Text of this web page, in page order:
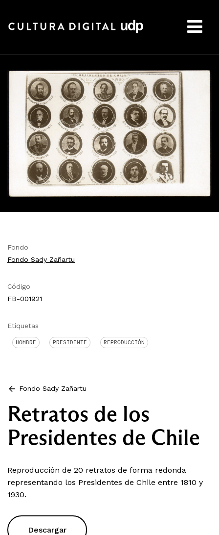
Fondo
Fondo Sady Zañartu
Código
FB-001921
Etiquetas
HOMBRE PRESIDENTE REPRODUCCIÓN
Fondo Sady Zañartu
Retratos de los
Presidentes de Chile
Reproducción de 20 retratos de forma redonda
representando los Presidentes de Chile entre 1810 y
1930.
Descargar